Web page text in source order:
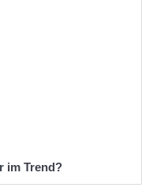
im Trend?